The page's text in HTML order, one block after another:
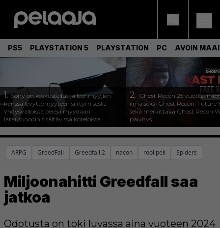
PS5 PLAYSTATION 5 PLAYSTATION PC AVOIN
1.Sony on keskustellut jälleenmyyjien
kanssa levyttömyyteen siirtymisestä –
Yhdysvalloissa pelejä myydään
latauskoodin sisältävissä koteloissa
2. Ghost Recon 25 vuotta:
ilmaiseksi Ghost Recon: Future
sekä merkittävä Ghost Recon
päivitys
ARPG GreedFall Greedfall 2 nacon roolipeli Spiders
Miljoonahitti Greedfall saa
jatkoa
Odotusta on toki luvassa aina vuoteen 2024